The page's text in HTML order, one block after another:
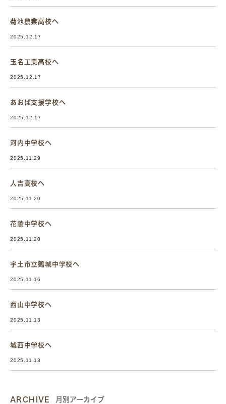
菊池農業高校へ
2025.12.17
玉名工業高校へ
2025.12.17
あおば支援学校へ
2025.12.17
河内中学校へ
2025.11.29
人吉高校へ
2025.11.20
花陵中学校へ
2025.11.20
宇土市立鶴城中学校へ
2025.11.16
西山中学校へ
2025.11.13
城西中学校へ
2025.11.13
ARCHIVE 月別アーカイブ